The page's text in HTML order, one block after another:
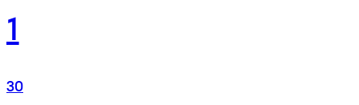
1
30